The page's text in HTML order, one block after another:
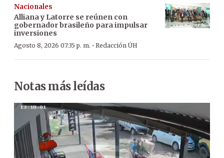
Nacionales
Alliana y Latorre se reúnen con
gobernador brasileño para impulsar
inversiones
Agosto 8, 2026 07:35 p. m. · Redacción ÚH
Notas más leídas